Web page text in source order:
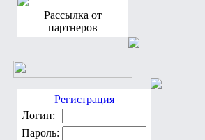
Рассылка от
партнеров
Регистрация
Логин:
Пароль: